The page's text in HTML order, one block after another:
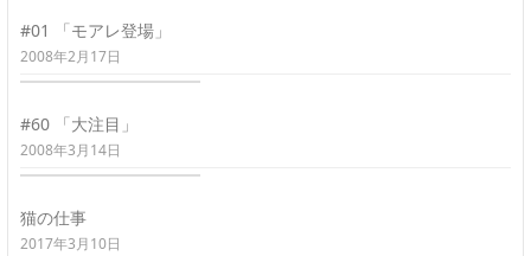
#01 「モアレ登場」
2008年2月17日
#60 「大注目」
2008年3月14日
猫の仕事
2017年3月10日